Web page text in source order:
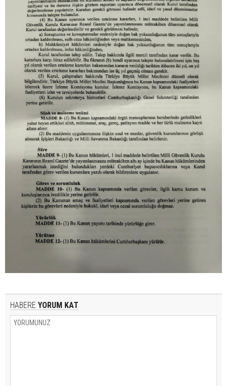
HABERE YORUM KAT